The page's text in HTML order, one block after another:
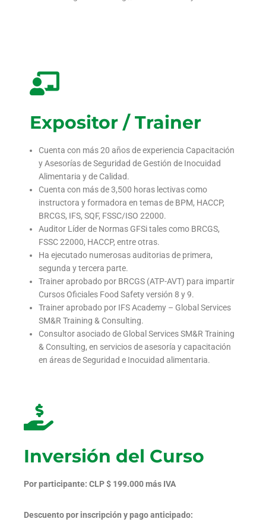
Expositor / Trainer
Cuenta con más 20 años de experiencia Capacitación
y Asesorías de Seguridad de Gestión de Inocuidad
Alimentaria y de Calidad.
Cuenta con más de 3,500 horas lectivas como
instructora y formadora en temas de BPM, HACCP,
BRCGS, IFS, SQF, FSSC/ISO 22000.
Auditor Líder de Normas GFSi tales como BRCGS,
FSSC 22000, HACCP, entre otras.
Ha ejecutado numerosas auditorias de primera,
segunda y tercera parte.
Trainer aprobado por BRCGS (ATP-AVT) para impartir
Cursos Oficiales Food Safety versión 8 y 9.
Trainer aprobado por IFS Academy – Global Services
SM&R Training & Consulting.
Consultor asociado de Global Services SM&R Training
& Consulting, en servicios de asesoría y capacitación
en áreas de Seguridad e Inocuidad alimentaria.
Inversión del Curso
Por participante: CLP $ 199.000 más IVA
Descuento por inscripción y pago anticipado: